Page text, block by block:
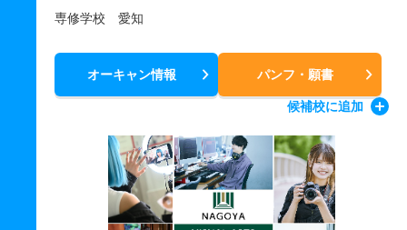
専修学校 愛知
オーキャン情報 パンフ・願書
候補校に追加